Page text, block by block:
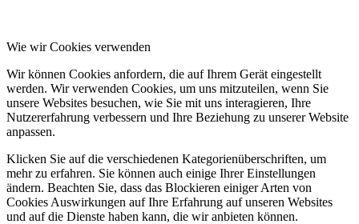
Wie wir Cookies verwenden
Wir können Cookies anfordern, die auf Ihrem Gerät eingestellt
werden. Wir verwenden Cookies, um uns mitzuteilen, wenn Sie
unsere Websites besuchen, wie Sie mit uns interagieren, Ihre
Nutzererfahrung verbessern und Ihre Beziehung zu unserer Website
anpassen.
Klicken Sie auf die verschiedenen Kategorienüberschriften, um
mehr zu erfahren. Sie können auch einige Ihrer Einstellungen
ändern. Beachten Sie, dass das Blockieren einiger Arten von
Cookies Auswirkungen auf Ihre Erfahrung auf unseren Websites
und auf die Dienste haben kann, die wir anbieten können.